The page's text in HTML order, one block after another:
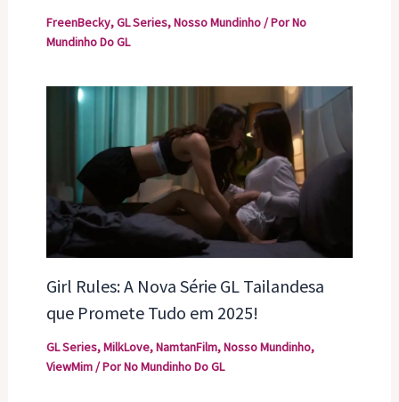
FreenBecky,GL Series,Nosso Mundinho/ PorNo
Mundinho Do GL
Girl Rules: A Nova Série GL Tailandesa
que Promete Tudo em 2025!
GL Series,MilkLove,NamtanFilm,Nosso Mundinho,
ViewMim/ PorNo Mundinho Do GL